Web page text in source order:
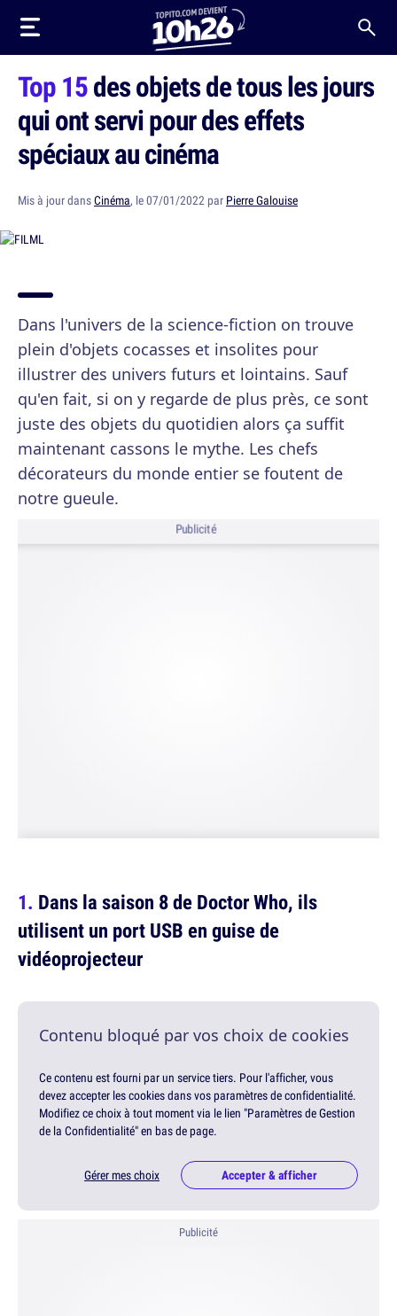
Top 15des objets de tous les jours
qui ont servi pour des effets
spéciaux au cinéma
Mis à jour dansCinéma, le 07/01/2022 par Pierre Galouise
Dans l'univers de la science-fiction on trouve
plein d'objets cocasses et insolites pour
illustrer des univers futurs et lointains. Sauf
qu'en fait, si on y regarde de plus près, ce sont
juste des objets du quotidien alors ça suffit
maintenant cassons le mythe. Les chefs
décorateurs du monde entier se foutent de
notre gueule.
Publicité
Dans la saison 8 de Doctor Who, ils
utilisent un port USB en guise de
vidéoprojecteur
Contenu bloqué par vos choix de cookies
Ce contenu est fourni par un service tiers. Pour l'afficher, vous
devez accepter les cookies dans vos paramètres de confidentialité.
Modifiez ce choix à tout moment via le lien "Paramètres de Gestion
de la Confidentialité" en bas de page.
Gérer mes choix Accepter & afficher
Publicité